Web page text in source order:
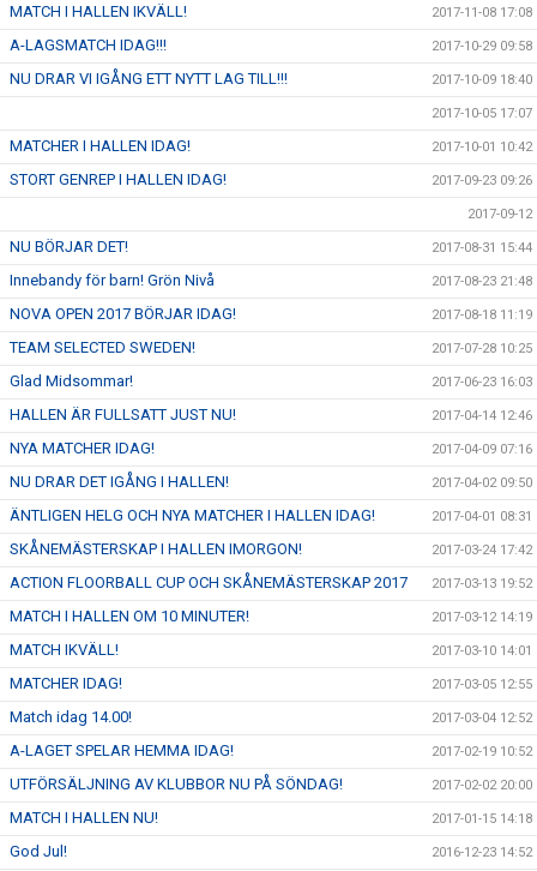
MATCH I HALLEN IKVÄLL! 2017-11-08 17:08
A-LAGSMATCH IDAG!!! 2017-10-29 09:58
NU DRAR VI IGÅNG ETT NYTT LAG TILL!!! 2017-10-09 18:40
2017-10-05 17:07
MATCHER I HALLEN IDAG! 2017-10-01 10:42
STORT GENREP I HALLEN IDAG! 2017-09-23 09:26
2017-09-12
NU BÖRJAR DET! 2017-08-31 15:44
Innebandy för barn! Grön Nivå 2017-08-23 21:48
NOVA OPEN 2017 BÖRJAR IDAG! 2017-08-18 11:19
TEAM SELECTED SWEDEN! 2017-07-28 10:25
Glad Midsommar! 2017-06-23 16:03
HALLEN ÄR FULLSATT JUST NU! 2017-04-14 12:46
NYA MATCHER IDAG! 2017-04-09 07:16
NU DRAR DET IGÅNG I HALLEN! 2017-04-02 09:50
ÄNTLIGEN HELG OCH NYA MATCHER I HALLEN IDAG! 2017-04-01 08:31
SKÅNEMÄSTERSKAP I HALLEN IMORGON! 2017-03-24 17:42
ACTION FLOORBALL CUP OCH SKÅNEMÄSTERSKAP 2017 2017-03-13 19:52
MATCH I HALLEN OM 10 MINUTER! 2017-03-12 14:19
MATCH IKVÄLL! 2017-03-10 14:01
MATCHER IDAG! 2017-03-05 12:55
Match idag 14.00! 2017-03-04 12:52
A-LAGET SPELAR HEMMA IDAG! 2017-02-19 10:52
UTFÖRSÄLJNING AV KLUBBOR NU PÅ SÖNDAG! 2017-02-02 20:00
MATCH I HALLEN NU! 2017-01-15 14:18
God Jul! 2016-12-23 14:52